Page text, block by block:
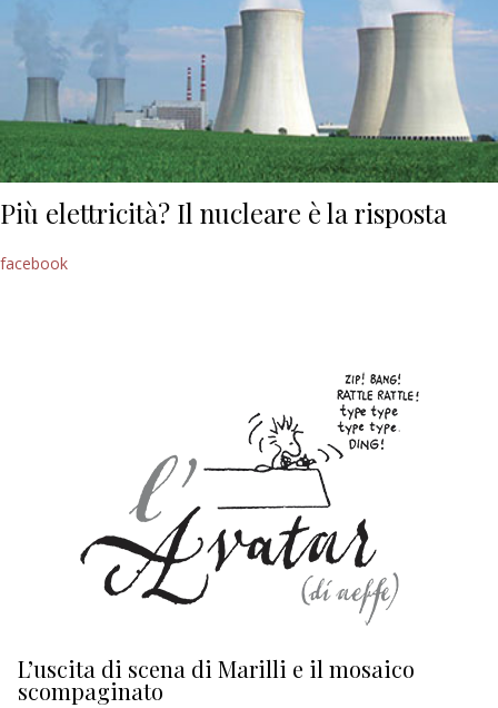
Più elettricità? Il nucleare è la risposta
facebook
L’uscita di scena di Marilli e il mosaico
scompaginato